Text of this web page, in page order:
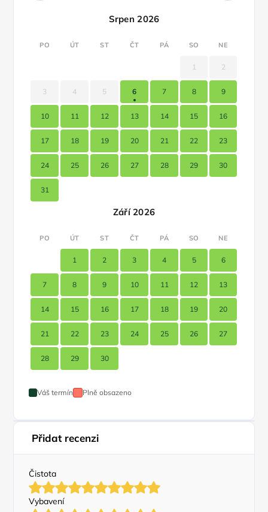
Srpen 2026
PO ÚT ST ČT PÁ SO NE
1 2
3 4 5 6 7 8 9
10 11 12 13 14 15 16
17 18 19 20 21 22 23
24 25 26 27 28 29 30
31
Září 2026
PO ÚT ST ČT PÁ SO NE
1 2 3 4 5 6
7 8 9 10 11 12 13
14 15 16 17 18 19 20
21 22 23 24 25 26 27
28 29 30
Váš termín Plně obsazeno
Přidat recenzi
Čistota
Vybavení